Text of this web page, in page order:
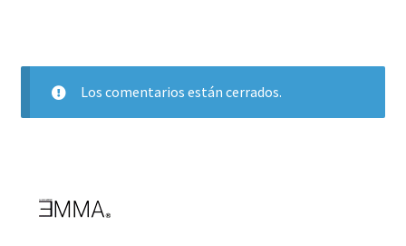
Los comentarios están cerrados.